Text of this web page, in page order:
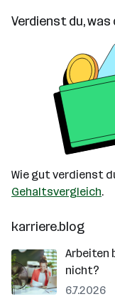
Verdienst du,
Wie gut verdienst
Gehaltsvergleich.
karriere.blog
Arbeiten
nicht?
6.7.2026